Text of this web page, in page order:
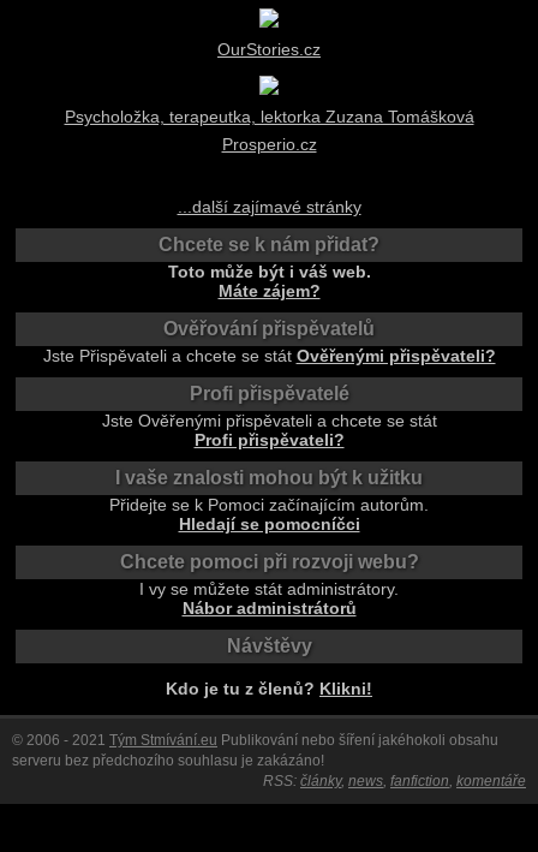
OurStories.cz
Psycholožka, terapeutka, lektorka Zuzana Tomášková
Prosperio.cz
...další zajímavé stránky
Chcete se k nám přidat?
Toto může být i váš web.
Máte zájem?
Ověřování přispěvatelů
Jste Přispěvateli a chcete se stát Ověřenými přispěvateli?
Profi přispěvatelé
Jste Ověřenými přispěvateli a chcete se stát
Profi přispěvateli?
I vaše znalosti mohou být k užitku
Přidejte se k Pomoci začínajícím autorům.
Hledají se pomocníčci
Chcete pomoci při rozvoji webu?
I vy se můžete stát administrátory.
Nábor administrátorů
Návštěvy
Kdo je tu z členů? Klikni!
© 2006 - 2021 Tým Stmívání.eu Publikování nebo šíření jakéhokoli obsahu
serveru bez předchozího souhlasu je zakázáno!
RSS: články, news fanfiction komentáře